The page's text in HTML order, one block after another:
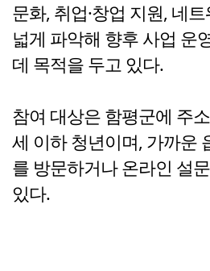
문화, 취업·창업 지원, 네
넓게 파악해 향후 사업 운
데 목적을 두고 있다.
참여 대상은 함평군에 주
세 이하 청년이며, 가까운
를 방문하거나 온라인 설
있다.